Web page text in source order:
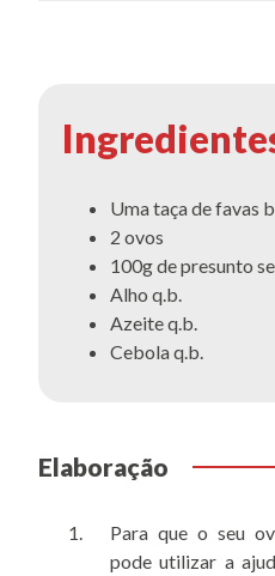
Uma taça de favas
2 ovos
100g de presunto
Alho q.b.
Azeite q.b.
Cebola q.b.
Elaboração
Para que o seu
pode utilizar a